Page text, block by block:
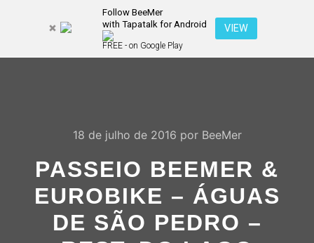
Follow BeeMer
with Tapatalk for Android
FREE - on Google Play
VIEW
18 de julho de 2016 por BeeMer
PASSEIO BEEMER &
EUROBIKE – ÁGUAS
DE SÃO PEDRO –